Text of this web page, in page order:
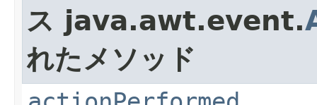
ス java.awt.event.
れたメソッド